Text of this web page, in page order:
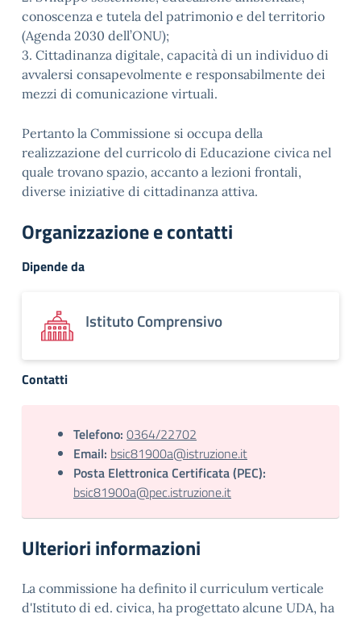
conoscenza e tutela del patrimonio e del territorio
(Agenda 2030 dell’ONU);
3. Cittadinanza digitale, capacità di un individuo di
avvalersi consapevolmente e responsabilmente dei
mezzi di comunicazione virtuali.
Pertanto la Commissione si occupa della
realizzazione del curricolo di Educazione civica nel
quale trovano spazio, accanto a lezioni frontali,
diverse iniziative di cittadinanza attiva.
Organizzazione e contatti
Dipende da
Istituto Comprensivo
Contatti
Telefono: 0364/22702
Email: bsic81900a@istruzione.it
Posta Elettronica Certificata (PEC):
bsic81900a@pec.istruzione.it
Ulteriori informazioni
La commissione ha definito il curriculum verticale
d'Istituto di ed. civica, ha progettato alcune UDA, ha